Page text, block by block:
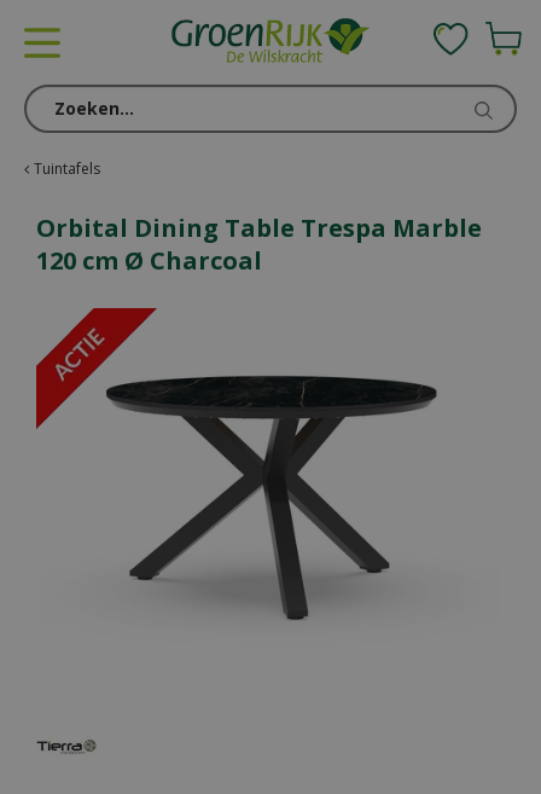
Tuintafels
Orbital Dining Table Trespa Marble
120 cm Ø Charcoal